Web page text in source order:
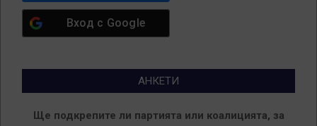
Вход с Google
АНКЕТИ
Ще подкрепите ли партията или коалицията, за